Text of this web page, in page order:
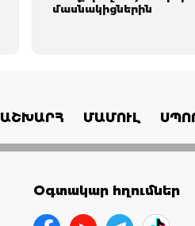
մասնակիցներին
ԱՇԽԱՐՀ ՄԱՄՈՒԼ
Օգտակար հղումներ